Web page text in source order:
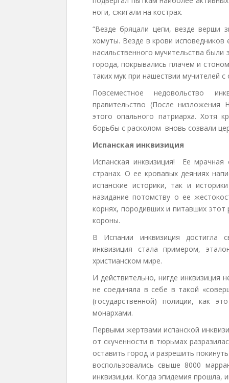
ноги, сжигали на кострах.
“Везде бряцали цепи, везде верши
хомуты. Везде в крови
насильственного мучительства были
города, покрывались плачем и
таких мук при нашествии мучителей
Повсеместное недовольство
правительство (После низложения
этого опального патриарха. Хотя
борьбы с расколом вновь созвали
Испанская инквизиция
Испанская инквизиция! Ее мрачная
странах. О ее кровавых деяниях
испанские историки, так и
назидание потомству о ее
корнях, породивших и питавших этот
короны.
В Испании инквизиция достигла
инквизиция стала примером,
христианском мире.
И действительно, нигде инквизиция
не соединяла в себе в такой
(государственной) полиции, как
монархами.
Первыми жертвами испанской
от скученности в тюрьмах
оставить город и разрешить
воспользовались свыше 8000
инквизиции. Когда эпидемия прошла,